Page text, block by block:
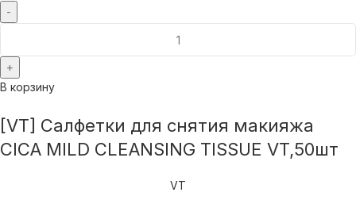
В корзину
[VT] Салфетки для снятия макияжа
CICA MILD CLEANSING TISSUE VT,50шт
VT